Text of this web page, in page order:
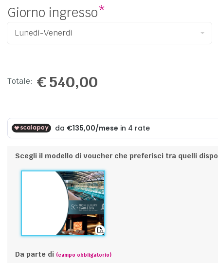
Giorno ingresso*
Totale: €540,00
Scegli il modello di voucher che preferisci tra quelli
Da parte di (campo obbligatorio)